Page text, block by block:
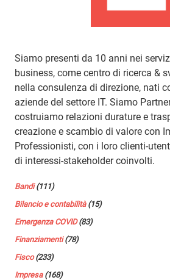
Siamo presenti da 10 anni nei
business, come centro di ricerca &
nella consulenza di direzione, nati
aziende del settore IT. Siamo
costruiamo relazioni durature e
creazione e scambio di valore con
Professionisti, con i loro clienti-
di interessi-stakeholder coinvolti.
Bandi(111)
Bilancio e contabilità(15)
Emergenza COVID(83)
Finanziamenti(78)
Fisco(233)
Impresa(168)